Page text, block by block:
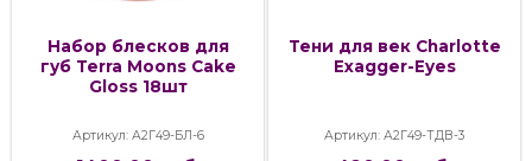
Набор блесков для
губ Terra Moons Cake
Gloss 18шт
Артикул: А2Г49-БЛ-6
Тени для век Charlotte
Exagger-Eyes
Артикул: А2Г49-ТДВ-3